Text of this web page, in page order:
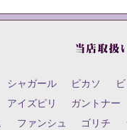
シャガール ピカソ
アイズピリ
ガントナー
ファンシュ ゴリチ